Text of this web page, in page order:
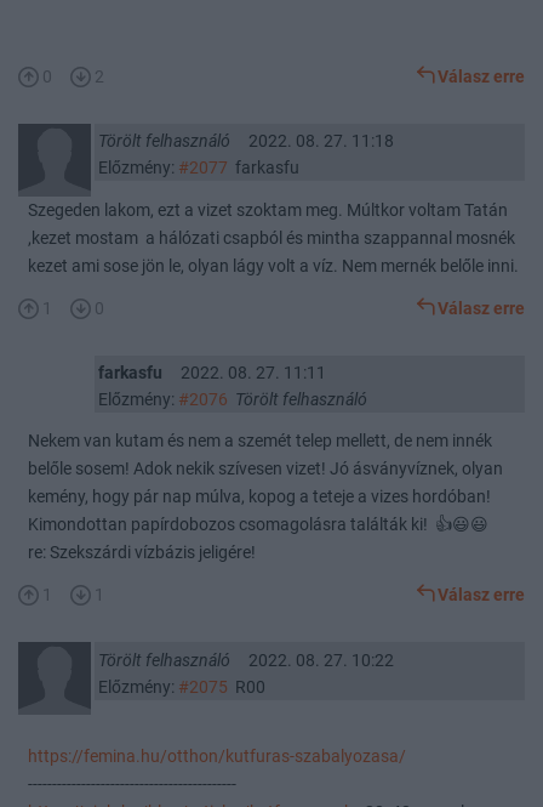
0 2 Válasz erre
Törölt felhasználó
2022. 08. 27. 11:18
Előzmény: #2077 farkasfu
Szegeden lakom, ezt a vizet szoktam meg. Múltkor voltam Tatán
,kezet mostam a hálózati csapból és mintha szappannal mosnék
kezet ami sose jön le, olyan lágy volt a víz. Nem mernék belőle inni.
1 0 Válasz erre
farkasfu
2022. 08. 27. 11:11
Előzmény: #2076 Törölt felhasználó
Nekem van kutam és nem a szemét telep mellett, de nem innék
belőle sosem! Adok nekik szívesen vizet! Jó ásványvíznek, olyan
kemény, hogy pár nap múlva, kopog a teteje a vizes hordóban!
Kimondottan papírdobozos csomagolásra találták ki! 👍😃😃
re: Szekszárdi vízbázis jeligére!
1 1 Válasz erre
Törölt felhasználó
2022. 08. 27. 10:22
Előzmény: #2075 R00
https://femina.hu/otthon/kutfuras-szabalyozasa/
-------------------------------------------